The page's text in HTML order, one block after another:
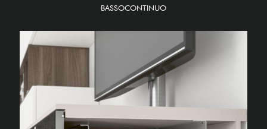
BASSOCONTINUO